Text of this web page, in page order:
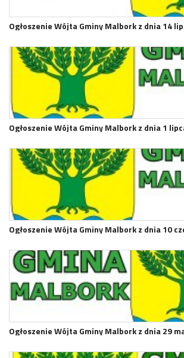
Ogłoszenie Wójta Gminy Malbork z dnia 14
Ogłoszenie Wójta Gminy Malbork z dnia 1
Ogłoszenie Wójta Gminy Malbork z dnia 10
Ogłoszenie Wójta Gminy Malbork z dnia 29